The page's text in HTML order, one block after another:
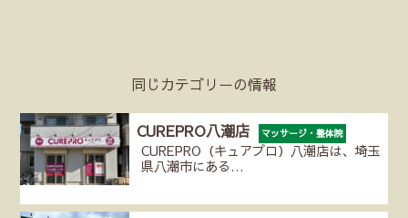
同じカテゴリーの情報
CUREPRO八潮店 マッサージ・整体院
CUREPRO（キュアプロ）八潮店は、埼玉
県八潮市にある…